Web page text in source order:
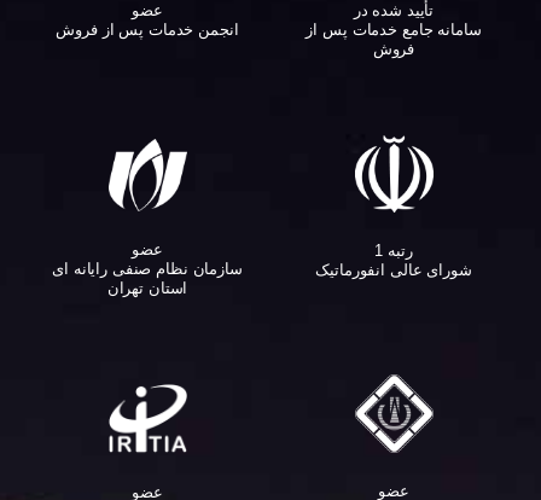
تأیید شده در
سامانه جامع خدمات پس از
فروش
عضو
انجمن خدمات پس از فروش
رتبه 1
شورای عالی انفورماتیک
عضو
سازمان نظام صنفی رایانه ای
استان تهران
عضو
عضو